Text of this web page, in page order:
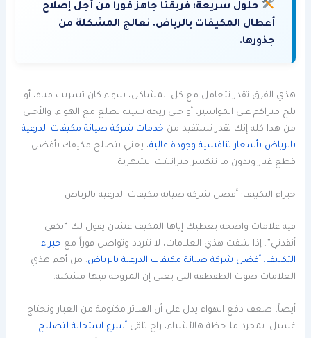
حلول سريعة: فريقنا جاهز فوراً من أجل إصلاح
أعطال المكيفات بالرياض. نعالج المشكلة من
جذورها.
هذي الفرق تقدر تتعامل مع كل المشاكل، سواء كان تسريب مياه، أو
ثلج متراكم على المواسير، أو حتى ريحة شينة تطلع مع الهواء. والأحلى
من هذا كله إنك تقدر تستفيد من خدمات شركة صيانة مكيفات الدرعية
بالرياض بأسعار تنافسية وجودة عالية، يعني بتصلح مكيفك بأفضل
قطع غيار وبدون ما تنكسر ميزانيتك الشهرية.
خبراء التكييف: أفضل شركة صيانة مكيفات الدرعية بالرياض
فيه علامات واضحة يعطيك إياها المكيف عشان يقول لك “تكفى
أنقذني”. إذا شفت هذي العلامات، لا تتردد وتواصل فوراً مع خبراء
التكييف: أفضل شركة صيانة مكيفات الدرعية بالرياض. من أهم هذي
العلامات صوت الطقطقة اللي يعني إن المروحة فيها مشكلة.
أيضاً، ضعف دفع الهواء يدل على أن الفلاتر مكتومة من الغبار وتحتاج
غسيل. بمجرد ملاحظة هالأشياء، راح تلقى أسرع استجابة لتصليح